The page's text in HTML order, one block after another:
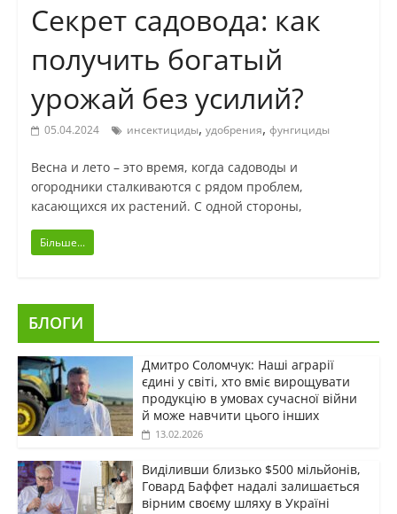
Секрет садовода: как
получить богатый
урожай без усилий?
05.04.2024 инсектициды, удобрения, фунгициды
Весна и лето – это время, когда садоводы и
огородники сталкиваются с рядом проблем,
касающихся их растений. С одной стороны,
Більше...
БЛОГИ
Дмитро Соломчук: Наші аграрії
єдині у світі, хто вміє вирощувати
продукцію в умовах сучасної війни
й може навчити цього інших
13.02.2026
Виділивши близько $500 мільйонів,
Говард Баффет надалі залишається
вірним своєму шляху в Україні